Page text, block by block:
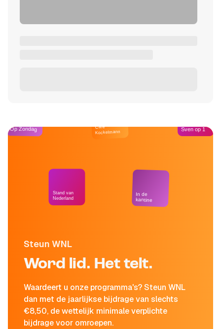
Steun WNL
Word lid. Het telt.
Waardeert u onze programma's? Steun WNL
dan met de jaarlijkse bijdrage van slechts
€8,50, de wettelijk minimale verplichte
bijdrage voor omroepen.
Op Zondag
Stand van
Nederland
Café
Kockelmann
In de
kantine
Sven op 1